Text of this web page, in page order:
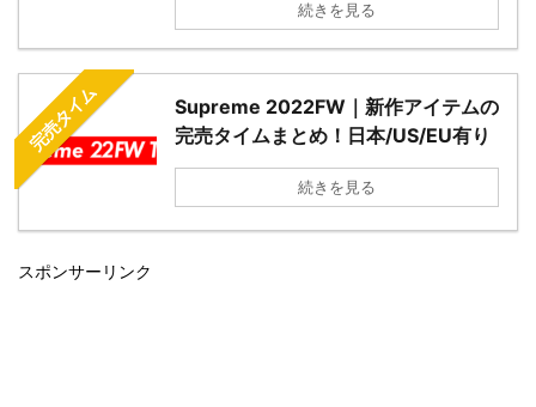
続きを見る
完売タイム
Supreme 2022FW｜新作アイテムの
完売タイムまとめ！日本/US/EU有り
続きを見る
スポンサーリンク